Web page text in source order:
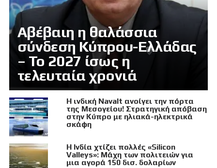
Αβέβαιη η θαλάσσια
σύνδεση Κύπρου-Ελλάδας
– Το 2027 ίσως η
τελευταία χρονιά
Η ινδική Navalt ανοίγει την πόρτα
της Μεσογείου! Στρατηγική απόβαση
στην Κύπρο με ηλιακά-ηλεκτρικά
σκάφη
Η Ινδία χτίζει πολλές «Silicon
Valleys»: Μάχη των πολιτειών για
μια αγορά 150 δισ. δολαρίων